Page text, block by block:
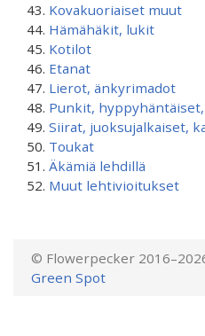
Kovakuoriaiset muut
Hämähäkit, lukit
Kotilot
Etanat
Lierot, änkyrimadot
Punkit,
Siirat, juoksujalkaiset,
Toukat
Äkämiä lehdillä
Muut lehtivioitukset
© Flowerpecker
Green Spot